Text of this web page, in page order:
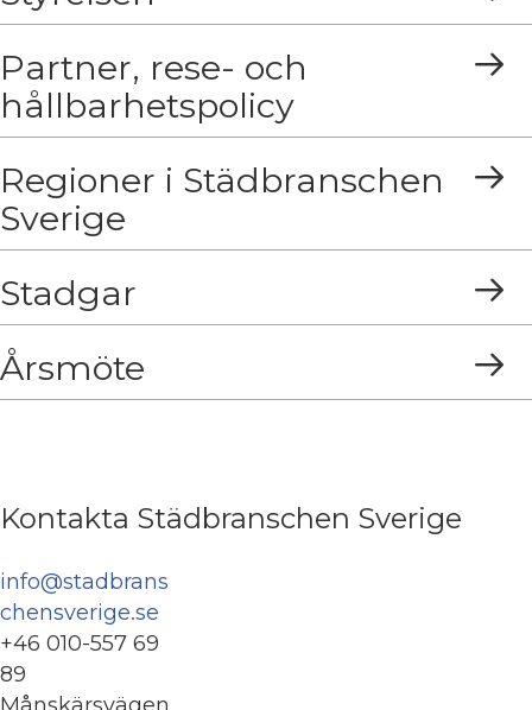
Partner, rese- och
hållbarhetspolicy
Regioner i Städbranschen
Sverige
Stadgar
Årsmöte
Kontakta Städbranschen Sverige
info@stadbrans
chensverige.se
+46 010-557 69
89